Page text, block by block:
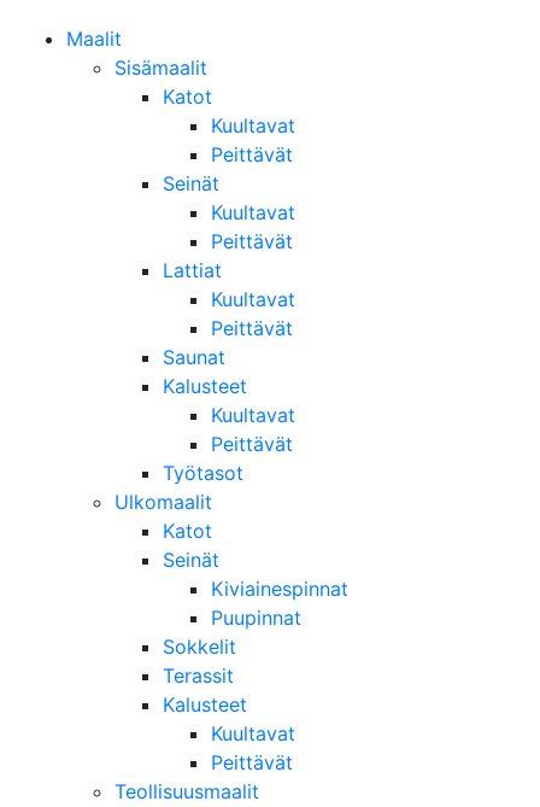
Maalit
Sisämaalit
Katot
Kuultavat
Peittävät
Seinät
Kuultavat
Peittävät
Lattiat
Kuultavat
Peittävät
Saunat
Kalusteet
Kuultavat
Peittävät
Työtasot
Ulkomaalit
Katot
Seinät
Kiviainespinnat
Puupinnat
Sokkelit
Terassit
Kalusteet
Kuultavat
Peittävät
Teollisuusmaalit